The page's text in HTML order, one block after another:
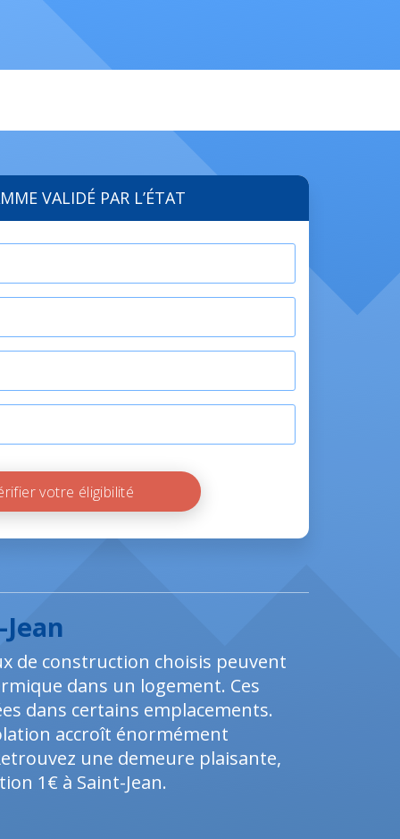
VALIDÉ PAR L’ÉTAT
Vérifier votre éligibilité
de construction choisis peuvent
dans un logement. Ces
dans certains emplacements.
accroît énormément
une demeure plaisante,
1€ à Saint-Jean.